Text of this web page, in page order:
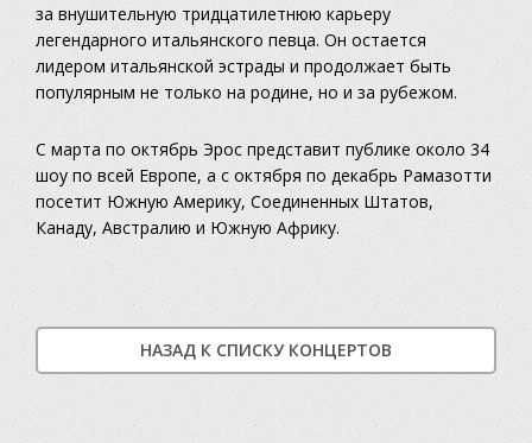
за внушительную тридцатилетнюю карьеру
легендарного итальянского певца. Он остается
лидером итальянской эстрады и продолжает быть
популярным не только на родине, но и за рубежом.
С марта по октябрь Эрос представит публике около 34
шоу по всей Европе, а с октября по декабрь Рамазотти
посетит Южную Америку, Соединенных Штатов,
Канаду, Австралию и Южную Африку.
НАЗАД К СПИСКУ КОНЦЕРТОВ